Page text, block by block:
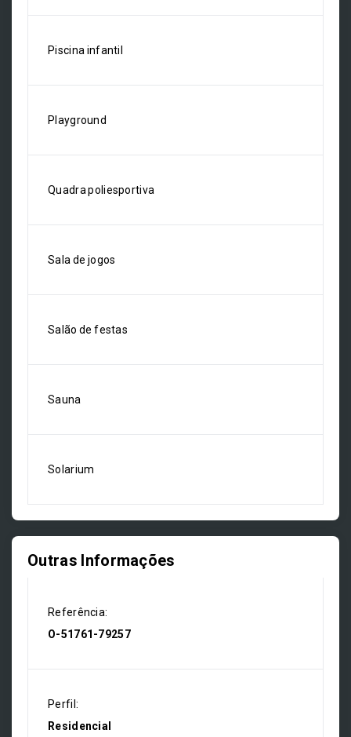
Piscina infantil
Playground
Quadra poliesportiva
Sala de jogos
Salão de festas
Sauna
Solarium
Outras Informações
Referência:
O-51761-79257
Perfil:
Residencial